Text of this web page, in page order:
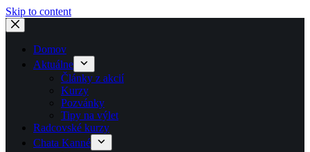
Skip to content
Domov
Aktuálne
Články z akcií
Kurzy
Pozvánky
Tipy na výlet
Radcovské kurzy
Chata Kanné